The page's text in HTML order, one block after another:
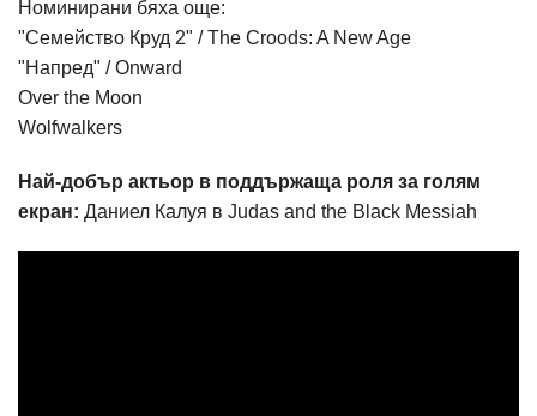
Номинирани бяха още:
"Семейство Круд 2" / The Croods: A New Age
"Напред" / Onward
Over the Moon
Wolfwalkers
Най-добър актьор в поддържаща роля за голям
екран: Даниел Калуя в Judas and the Black Messiah